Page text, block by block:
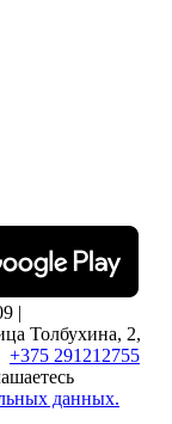
|
Толбухина, 2,
+375 291212755
данных.